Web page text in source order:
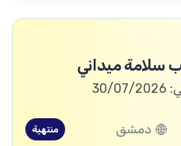
سلامة ميداني
دمشق منتهية